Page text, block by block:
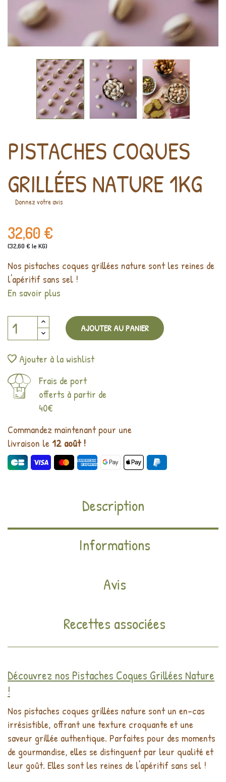
PISTACHES COQUES
GRILLÉES NATURE 1KG
Donnez votre avis
32,60 €
(32,60 € le KG)
Nos pistaches coques grillées nature sont les reines de
l'apéritif sans sel !
En savoir plus
AJOUTER AU PANIER
Ajouter à la wishlist
Frais de port
offerts à partir de
40€
Commandez maintenant pour une
livraison le12 août !
Description
Informations
Avis
Recettes associées
Découvrez nos Pistaches Coques Grillées Nature
!
Nos pistaches coques grillées nature sont un en-cas
irrésistible, offrant une texture croquante et une
saveur grillée authentique. Parfaites pour des moments
de gourmandise, elles se distinguent par leur qualité et
leur goût. Elles sont les reines de l'apéritif sans sel !